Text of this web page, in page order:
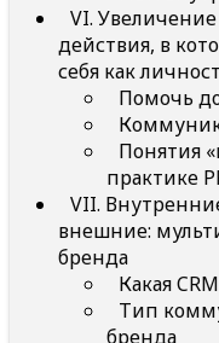
VI.
действия, в
себя как
Помочь
Понятия
практике
VII.
внешние:
бренда
Какая
Тип
бренда